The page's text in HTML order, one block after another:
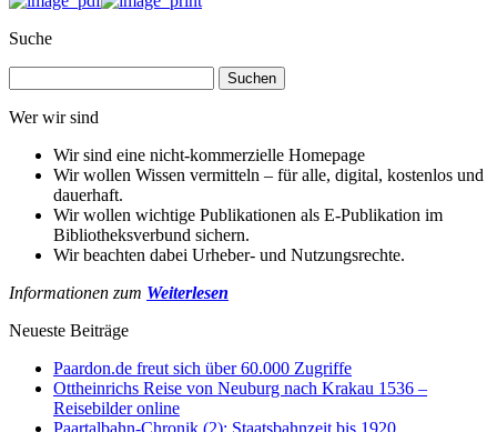
Suche
nach:
Wer wir sind
Wir sind eine nicht-kommerzielle Homepage
Wir wollen Wissen vermitteln – für alle, digital, kostenlos und
dauerhaft.
Wir wollen wichtige Publikationen als E-Publikation im
Bibliotheksverbund sichern.
Wir beachten dabei Urheber- und Nutzungsrechte.
Informationen zum Weiterlesen
Neueste Beiträge
Paardon.de freut sich über 60.000 Zugriffe
Ottheinrichs Reise von Neuburg nach Krakau 1536 –
Reisebilder online
Paartalbahn-Chronik (2): Staatsbahnzeit bis 1920